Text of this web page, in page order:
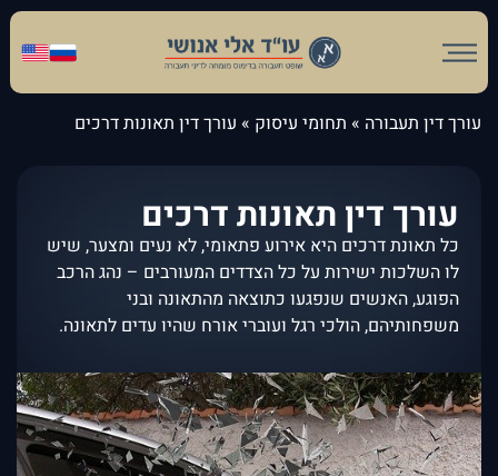
עורך דין תעבורה » תחומי עיסוק » עורך דין תאונות דרכים
עורך דין תאונות דרכים
כל תאונת דרכים היא אירוע פתאומי, לא נעים ומצער, שיש
לו השלכות ישירות על כל הצדדים המעורבים – נהג הרכב
הפוגע, האנשים שנפגעו כתוצאה מהתאונה ובני
משפחותיהם, הולכי רגל ועוברי אורח שהיו עדים לתאונה.